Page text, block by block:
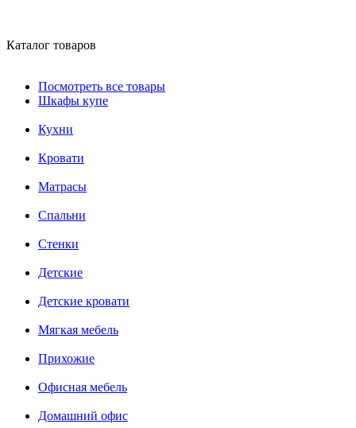
Каталог товаров
Посмотреть все товары
Шкафы купе
Кухни
Кровати
Матрасы
Cпальни
Стенки
Детские
Детские кровати
Мягкая мебель
Прихожие
Офисная мебель
Домашний офис